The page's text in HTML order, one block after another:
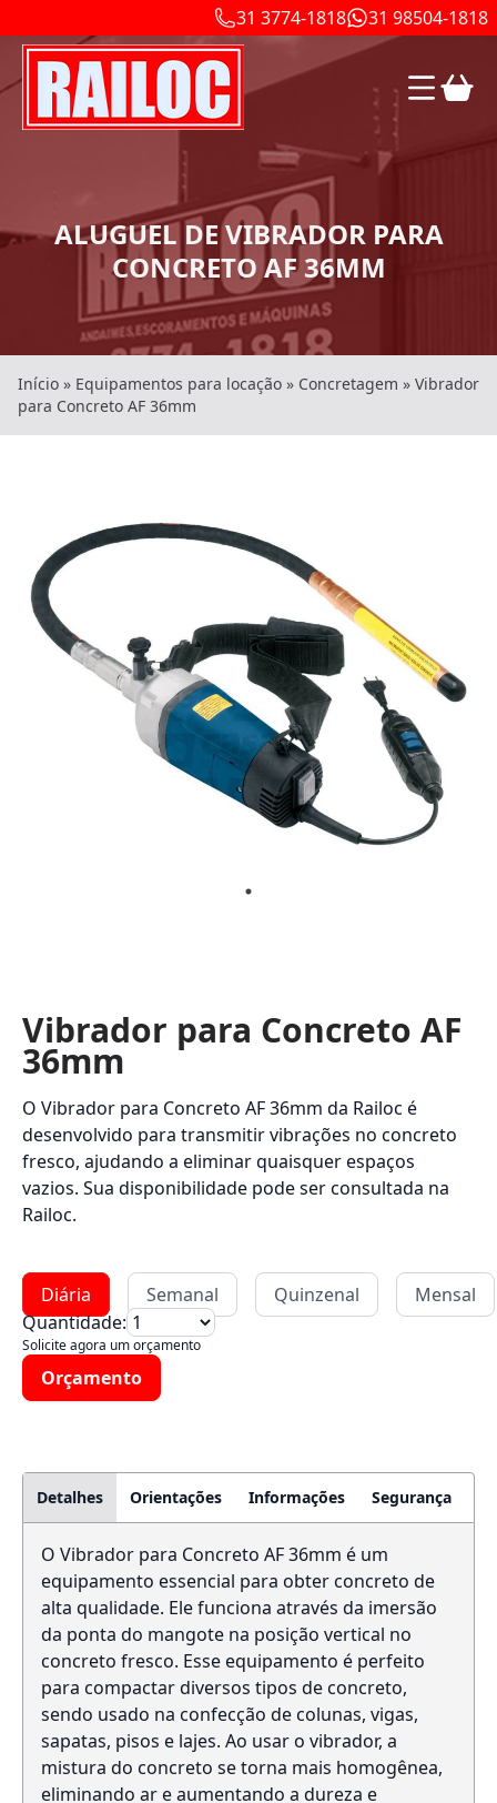
31 3774-1818 31 98504-1818
ALUGUEL DE VIBRADOR PARA
CONCRETO AF 36MM
Início » Equipamentos para locação » Concretagem » Vibrador
para Concreto AF 36mm
Vibrador para Concreto AF
36mm
O Vibrador para Concreto AF 36mm da Railoc é
desenvolvido para transmitir vibrações no concreto
fresco, ajudando a eliminar quaisquer espaços
vazios. Sua disponibilidade pode ser consultada na
Railoc.
Diária Semanal Quinzenal
Mensal
Quantidade:
Solicite agora um orçamento
Orçamento
Detalhes Orientações Informações Segurança
O Vibrador para Concreto AF 36mm é um
equipamento essencial para obter concreto de
alta qualidade. Ele funciona através da imersão
da ponta do mangote na posição vertical no
concreto fresco. Esse equipamento é perfeito
para compactar diversos tipos de concreto,
sendo usado na confecção de colunas, vigas,
sapatas, pisos e lajes. Ao usar o vibrador, a
mistura do concreto se torna mais homogênea,
eliminando ar e aumentando a dureza e